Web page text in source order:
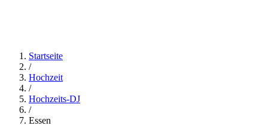
Startseite
/
Hochzeit
/
Hochzeits-DJ
/
Essen